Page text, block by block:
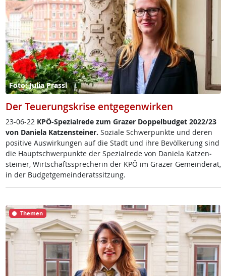
Foto: Julia Prassl
Der Teuerungskrise entgegenwirken
23-06-22 KPÖ-Spe­zial­re­de zum Gra­zer Dop­pel­bud­get 2022/23
von Da­nie­la Kat­zen­stei­ner. So­zia­le Schwer­punk­te und de­ren
po­si­ti­ve Aus­wir­kun­gen auf die Stadt und ih­re Be­völ­ke­rung sind
die Haupt­schwer­punk­te der Spe­zial­re­de von Da­nie­la Kat­zen­
stei­ner, Wirt­schafts­sp­re­che­rin der KPÖ im Gra­zer Ge­mein­de­rat,
in der Bud­get­ge­mein­de­rats­sit­zung.
Themen